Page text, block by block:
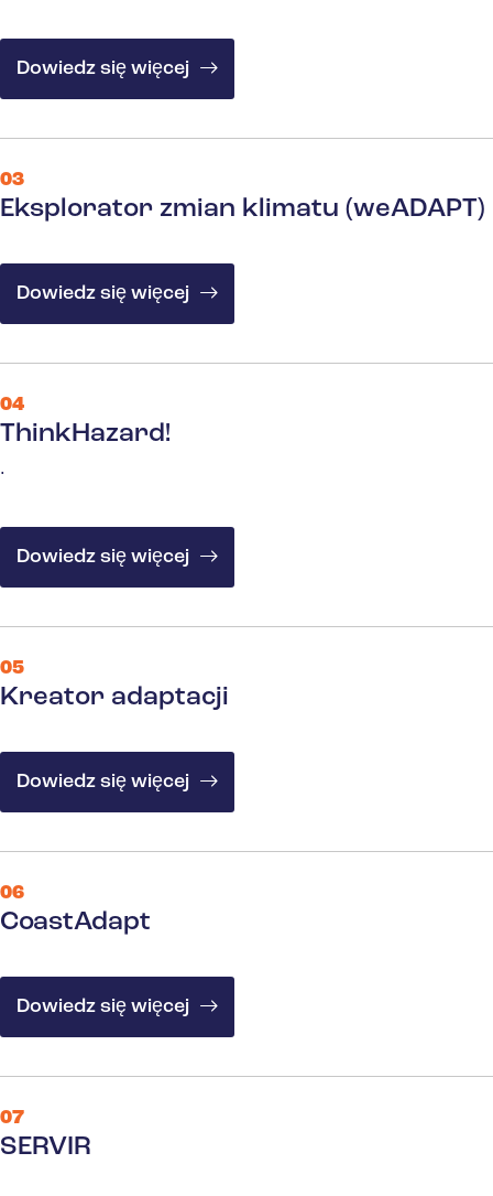
Dowiedz się więcej
03
Eksplorator zmian klimatu (weADAPT)
Dowiedz się więcej
04
ThinkHazard!
.
Dowiedz się więcej
05
Kreator adaptacji
Dowiedz się więcej
06
CoastAdapt
Dowiedz się więcej
07
SERVIR